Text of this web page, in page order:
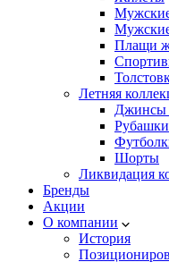
Плащи
Летняя
Джинсы
Рубашки
Шорты
Ликвидация
Бренды
Акции
О компании
История